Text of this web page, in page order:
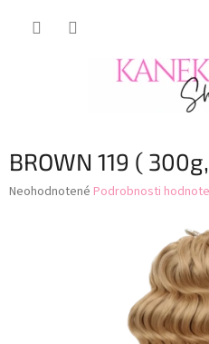
BROWN 119 (
Priemerné
Neohodnotené Podrobnosti